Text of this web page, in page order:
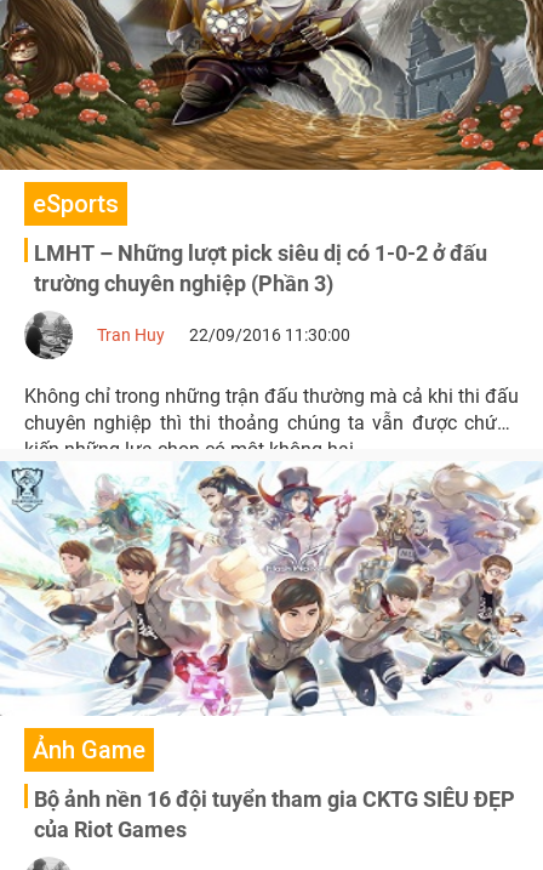
eSports
LMHT – Những lượt pick siêu dị có 1-0-2 ở đấu
trường chuyên nghiệp (Phần 3)
Tran Huy 22/09/2016 11:30:00
Không chỉ trong những trận đấu thường mà cả khi thi đấu
chuyên nghiệp thì thi thoảng chúng ta vẫn được chứng
kiến những lựa chọn có một không hai.
Ảnh Game
Bộ ảnh nền 16 đội tuyển tham gia CKTG SIÊU ĐẸP
của Riot Games